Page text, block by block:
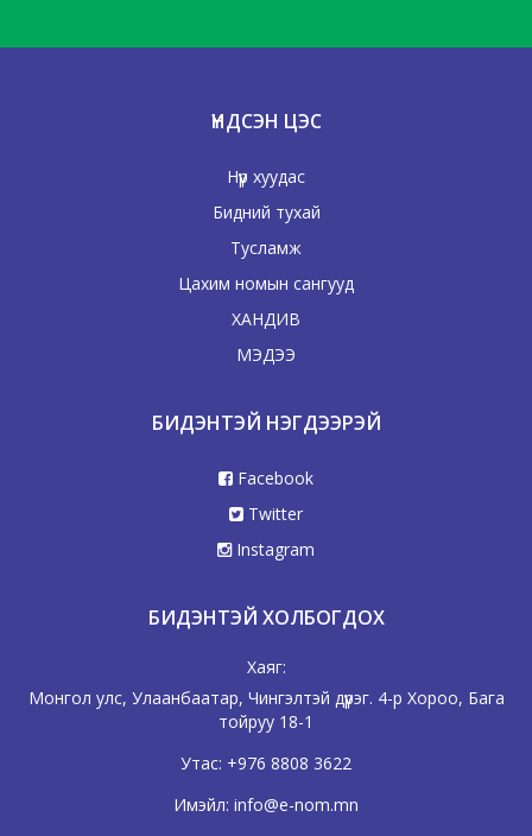
ҮНДСЭН ЦЭС
Нүүр хуудас
Бидний тухай
Тусламж
Цахим номын сангууд
ХАНДИВ
МЭДЭЭ
БИДЭНТЭЙ НЭГДЭЭРЭЙ
Facebook
Twitter
Instagram
БИДЭНТЭЙ ХОЛБОГДОХ
Хаяг:
Монгол улс, Улаанбаатар, Чингэлтэй дүүрэг. 4-р Хороо, Бага
тойруу 18-1
Утас: +976 8808 3622
Имэйл: info@e-nom.mn